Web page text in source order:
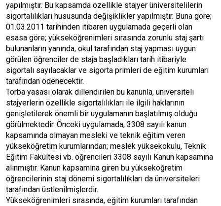
yapılmıştır. Bu kapsamda özellikle stajyer üniversitelilerin
sigortalılıkları hususunda değişiklikler yapılmıştır. Buna göre;
01.03.2011 tarihinden itibaren uygulamada geçerli olan
esasa göre; yükseköğrenimleri sırasında zorunlu staj şartı
bulunanların yanında, okul tarafından staj yapması uygun
görülen öğrenciler de staja başladıkları tarih itibariyle
sigortalı sayılacaklar ve sigorta primleri de eğitim kurumları
tarafından ödenecektir.
Torba yasası olarak dillendirilen bu kanunla, üniversiteli
stajyerlerin özellikle sigortalılıkları ile ilgili haklarının
genişletilerek önemli bir uygulamanın başlatılmış olduğu
görülmektedir. Önceki uygulamada, 3308 sayılı kanun
kapsamında olmayan mesleki ve teknik eğitim veren
yükseköğretim kurumlarından; meslek yüksekokulu, Teknik
Eğitim Fakültesi vb. öğrencileri 3308 sayılı Kanun kapsamına
alınmıştır. Kanun kapsamına giren bu yükseköğretim
öğrencilerinin staj dönemi sigortalılıkları da üniversiteleri
tarafından üstlenilmişlerdir.
Yükseköğrenimleri sırasında, eğitim kurumları tarafından